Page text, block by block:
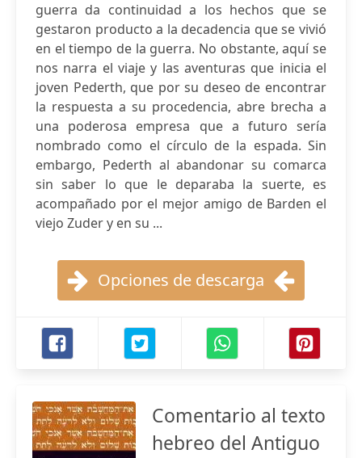
guerra da continuidad a los hechos que se
gestaron producto a la decadencia que se vivió
en el tiempo de la guerra. No obstante, aquí se
nos narra el viaje y las aventuras que inicia el
joven Pederth, que por su deseo de encontrar
la respuesta a su procedencia, abre brecha a
una poderosa empresa que a futuro sería
nombrado como el círculo de la espada. Sin
embargo, Pederth al abandonar su comarca
sin saber lo que le deparaba la suerte, es
acompañado por el mejor amigo de Barden el
viejo Zuder y en su ...
Opciones de descarga
Comentario al texto
hebreo del Antiguo